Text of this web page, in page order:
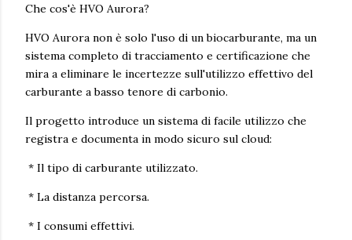
Che cos'è HVO Aurora?
HVO Aurora non è solo l'uso di un biocarburante, ma un
sistema completo di tracciamento e certificazione che
mira a eliminare le incertezze sull'utilizzo effettivo del
carburante a basso tenore di carbonio.
Il progetto introduce un sistema di facile utilizzo che
registra e documenta in modo sicuro sul cloud:
* Il tipo di carburante utilizzato.
* La distanza percorsa.
* I consumi effettivi.